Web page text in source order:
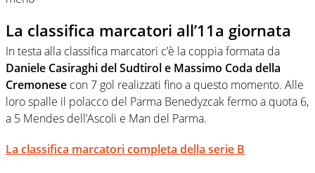
La classifica marcatori all’11a giornata
In testa alla classifica marcatori c’è la coppia formata da
Daniele Casiraghi del Sudtirol e Massimo Coda della
Cremonese con 7 gol realizzati fino a questo momento. Alle
loro spalle il polacco del Parma Benedyzcak fermo a quota 6,
a 5 Mendes dell’Ascoli e Man del Parma.
La classifica marcatori completa della serie B